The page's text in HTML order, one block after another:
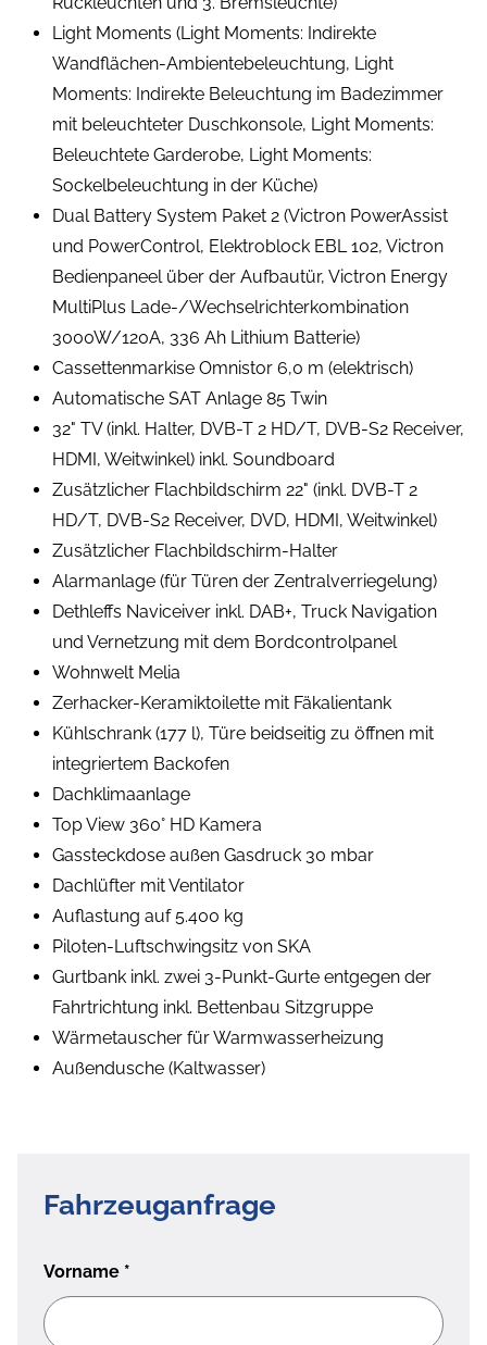
Light Moments (Light Moments: Indirekte
Wandflächen-Ambientebeleuchtung, Light
Moments: Indirekte Beleuchtung im Badezimmer
mit beleuchteter Duschkonsole, Light Moments:
Beleuchtete Garderobe, Light Moments:
Sockelbeleuchtung in der Küche)
Dual Battery System Paket 2 (Victron PowerAssist
und PowerControl, Elektroblock EBL 102, Victron
Bedienpaneel über der Aufbautür, Victron Energy
MultiPlus Lade-/Wechselrichterkombination
3000W/120A, 336 Ah Lithium Batterie)
Cassettenmarkise Omnistor 6,0 m (elektrisch)
Automatische SAT Anlage 85 Twin
32" TV (inkl. Halter, DVB-T 2 HD/T, DVB-S2 Receiver,
HDMI, Weitwinkel) inkl. Soundboard
Zusätzlicher Flachbildschirm 22" (inkl. DVB-T 2
HD/T, DVB-S2 Receiver, DVD, HDMI, Weitwinkel)
Zusätzlicher Flachbildschirm-Halter
Alarmanlage (für Türen der Zentralverriegelung)
Dethleffs Naviceiver inkl. DAB+, Truck Navigation
und Vernetzung mit dem Bordcontrolpanel
Wohnwelt Melia
Zerhacker-Keramiktoilette mit Fäkalientank
Kühlschrank (177 l), Türe beidseitig zu öffnen mit
integriertem Backofen
Dachklimaanlage
Top View 360° HD Kamera
Gassteckdose außen Gasdruck 30 mbar
Dachlüfter mit Ventilator
Auflastung auf 5.400 kg
Piloten-Luftschwingsitz von SKA
Gurtbank inkl. zwei 3-Punkt-Gurte entgegen der
Fahrtrichtung inkl. Bettenbau Sitzgruppe
Wärmetauscher für Warmwasserheizung
Außendusche (Kaltwasser)
Fahrzeuganfrage
Vorname *